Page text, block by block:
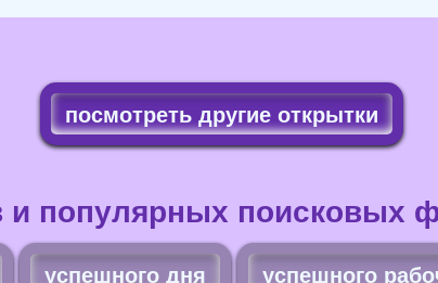
посмотреть другие открытки
и популярных поисковых
успешного дня успешного